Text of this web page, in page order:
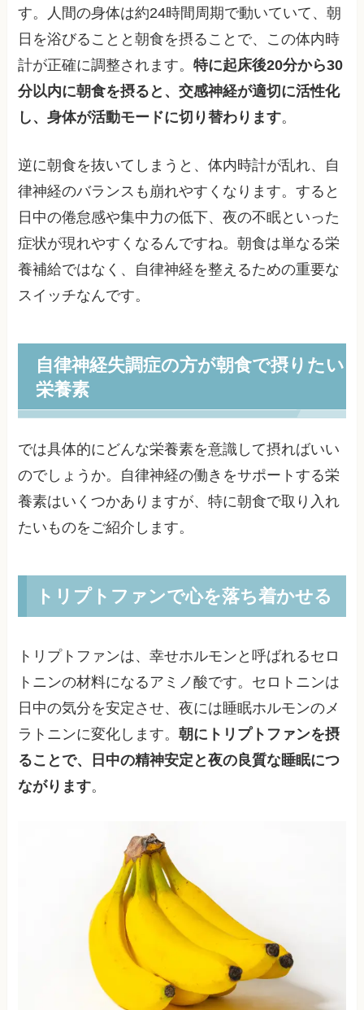
す。人間の身体は約24時間周期で動いていて、朝
日を浴びることと朝食を摂ることで、この体内時
計が正確に調整されます。特に起床後20分から30
分以内に朝食を摂ると、交感神経が適切に活性化
し、身体が活動モードに切り替わります。
逆に朝食を抜いてしまうと、体内時計が乱れ、自
律神経のバランスも崩れやすくなります。すると
日中の倦怠感や集中力の低下、夜の不眠といった
症状が現れやすくなるんですね。朝食は単なる栄
養補給ではなく、自律神経を整えるための重要な
スイッチなんです。
自律神経失調症の方が朝食で摂りたい
栄養素
では具体的にどんな栄養素を意識して摂ればいい
のでしょうか。自律神経の働きをサポートする栄
養素はいくつかありますが、特に朝食で取り入れ
たいものをご紹介します。
トリプトファンで心を落ち着かせる
トリプトファンは、幸せホルモンと呼ばれるセロ
トニンの材料になるアミノ酸です。セロトニンは
日中の気分を安定させ、夜には睡眠ホルモンのメ
ラトニンに変化します。朝にトリプトファンを摂
ることで、日中の精神安定と夜の良質な睡眠につ
ながります。